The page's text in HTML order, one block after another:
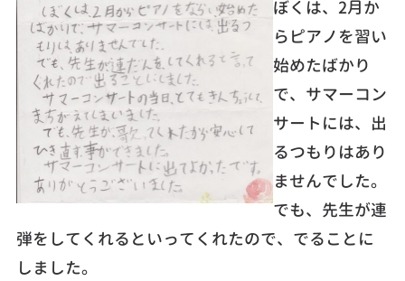
ぼくは、2月か
らピアノを習い
始めたばかり
で、サマーコン
サートには、出
るつもりはあり
ませんでした。
でも、先生が連
弾をしてくれるといってくれたので、でることに
しました。